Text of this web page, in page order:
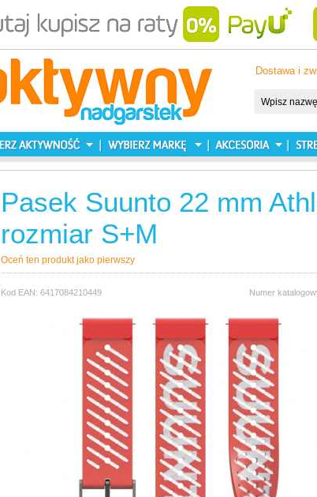
Dostawa i
Pasek Suunto 22 mm
rozmiar S+M
Oceń ten produkt jako pierwszy
Kod EAN: 6417084210449 Numer